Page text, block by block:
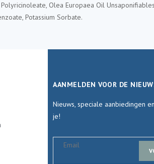
Olea Europaea Oil
Potassium Sorbate.
AANMELDEN VOOR DE
Nieuws, speciale aanbiedingen
je!